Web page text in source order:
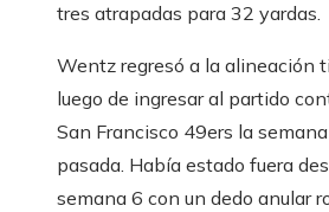
tres atrapadas para 32 yardas.
Wentz regresó a la alineación
luego de ingresar al partido
San Francisco 49ers la semana
pasada. Había estado fuera
semana 6 con un dedo anular